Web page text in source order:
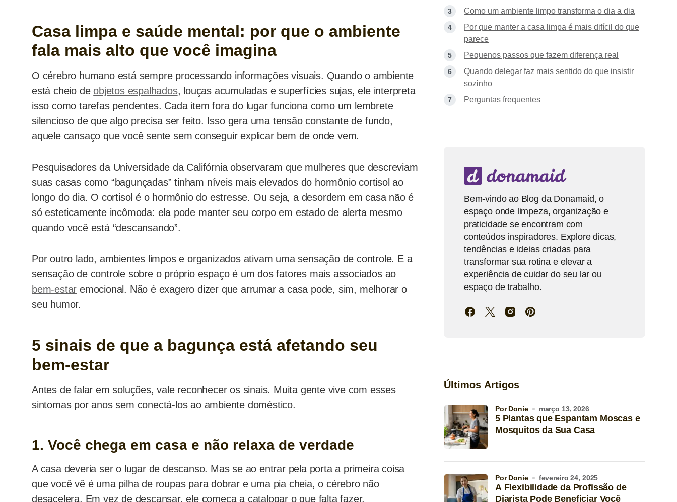
Casa limpa e saúde mental: por que o ambiente
fala mais alto que você imagina
O cérebro humano está sempre processando informações visuais. Quando o ambiente
está cheio de objetos espalhados, louças acumuladas e superfícies sujas, ele interpreta
isso como tarefas pendentes. Cada item fora do lugar funciona como um lembrete
silencioso de que algo precisa ser feito. Isso gera uma tensão constante de fundo,
aquele cansaço que você sente sem conseguir explicar bem de onde vem.
Pesquisadores da Universidade da Califórnia observaram que mulheres que descreviam
suas casas como “bagunçadas” tinham níveis mais elevados do hormônio cortisol ao
longo do dia. O cortisol é o hormônio do estresse. Ou seja, a desordem em casa não é
só esteticamente incômoda: ela pode manter seu corpo em estado de alerta mesmo
quando você está “descansando”.
Por outro lado, ambientes limpos e organizados ativam uma sensação de controle. E a
sensação de controle sobre o próprio espaço é um dos fatores mais associados ao
bem-estar emocional. Não é exagero dizer que arrumar a casa pode, sim, melhorar o
seu humor.
5 sinais de que a bagunça está afetando seu
bem-estar
Antes de falar em soluções, vale reconhecer os sinais. Muita gente vive com esses
sintomas por anos sem conectá-los ao ambiente doméstico.
1. Você chega em casa e não relaxa de verdade
A casa deveria ser o lugar de descanso. Mas se ao entrar pela porta a primeira coisa
que você vê é uma pilha de roupas para dobrar e uma pia cheia, o cérebro não
desacelera. Em vez de descansar, ele começa a catalogar o que falta fazer.
Como um ambiente limpo transforma o dia a dia
Por que manter a casa limpa é mais difícil do que
parece
Pequenos passos que fazem diferença real
Quando delegar faz mais sentido do que insistir
sozinho
Perguntas frequentes
Bem-vindo ao Blog da Donamaid, o
espaço onde limpeza, organização e
praticidade se encontram com
conteúdos inspiradores. Explore dicas,
tendências e ideias criadas para
transformar sua rotina e elevar a
experiência de cuidar do seu lar ou
espaço de trabalho.
Últimos Artigos
5 Plantas que Espantam Moscas e
Mosquitos da Sua Casa
por Donie março 13, 2026
A Flexibilidade da Profissão de
Diarista Pode Beneficiar Você
por Donie fevereiro 24, 2025